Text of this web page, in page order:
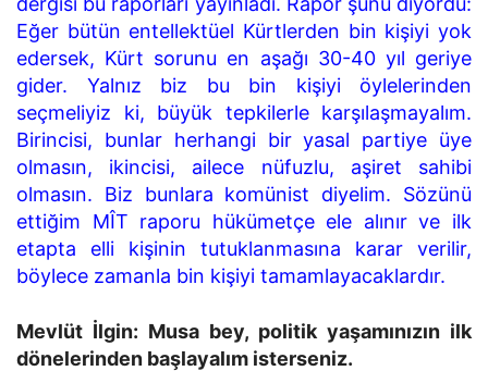
Eğer bütün entellektüel Kürtlerden bin kişiyi yok
edersek, Kürt sorunu en aşağı 30-40 yıl geriye
gider. Yalnız biz bu bin kişiyi öylelerinden
seçmeliyiz ki, büyük tepkilerle karşılaşmayalım.
Birincisi, bunlar herhangi bir yasal partiye üye
olmasın, ikincisi, ailece nüfuzlu, aşiret sahibi
olmasın. Biz bunlara komünist diyelim. Sözünü
ettiğim MÎT raporu hükümetçe ele alınır ve ilk
etapta elli kişinin tutuklanmasına karar verilir,
böylece zamanla bin kişiyi tamamlayacaklardır.
Mevlüt İlgin: Musa bey, politik yaşamınızın ilk
dönelerinden başlayalım isterseniz.